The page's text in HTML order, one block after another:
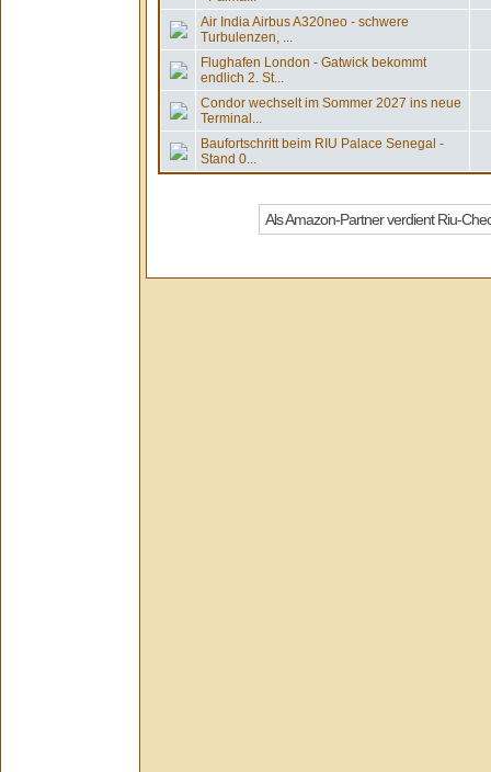
Air India Airbus A320neo - schwere
Turbulenzen, ...
Flughafen London - Gatwick bekommt
endlich 2. St...
Condor wechselt im Sommer 2027 ins neue
Terminal...
Baufortschritt beim RIU Palace Senegal -
Stand 0...